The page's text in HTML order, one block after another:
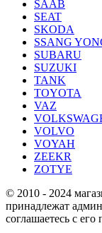
SAAB
SEAT
SKODA
SSANG
SUBARU
SUZUKI
TANK
TOYOTA
VAZ
VOLVO
VOYAH
ZEEKR
ZOTYE
© 2010 - 2024
принадлежат
соглашаетесь с его